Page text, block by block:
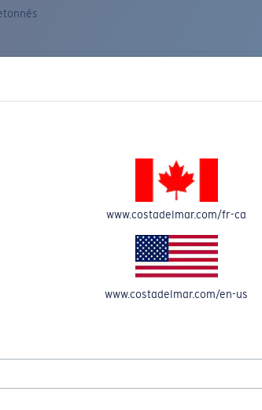
www.costadelmar.com/fr-ca
www.costadelmar.com/en-us